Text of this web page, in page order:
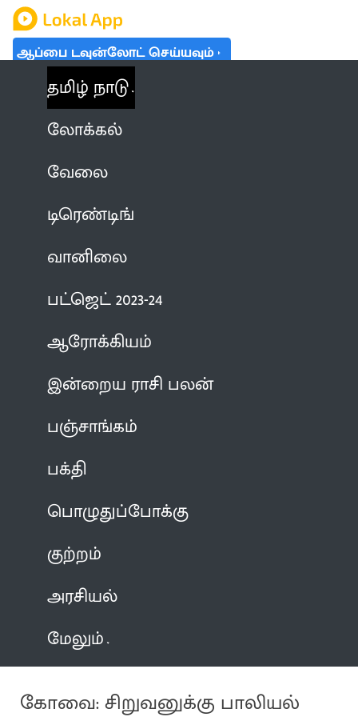
ஆப்பை டவுன்லோட் செய்யவும்
தமிழ் நாடு
லோக்கல்
வேலை
டிரெண்டிங்
வானிலை
பட்ஜெட் 2023-24
ஆரோக்கியம்
இன்றைய ராசி பலன்
பஞ்சாங்கம்
பக்தி
பொழுதுப்போக்கு
குற்றம்
அரசியல்
மேலும்
கோவை: சிறுவனுக்கு பாலியல்